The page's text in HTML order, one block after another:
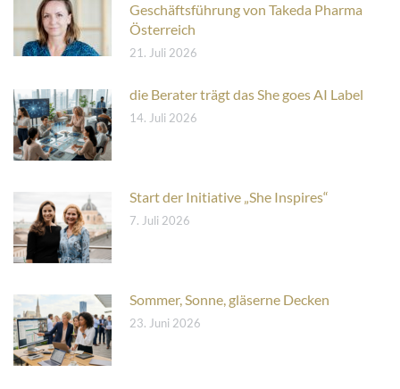
Geschäftsführung von Takeda Pharma
Österreich
21. Juli 2026
die Berater trägt das She goes AI Label
14. Juli 2026
Start der Initiative „She Inspires“
7. Juli 2026
Sommer, Sonne, gläserne Decken
23. Juni 2026